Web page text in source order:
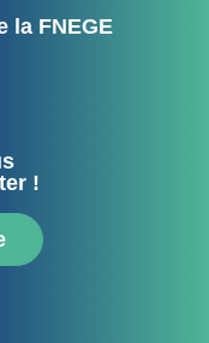
la FNEGE
!